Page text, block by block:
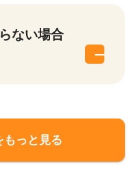
ない場合
もっと見る